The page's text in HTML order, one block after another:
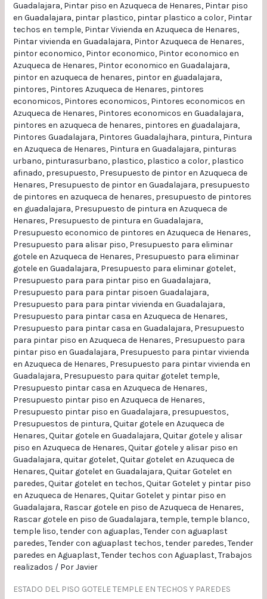
Guadalajara, Pintar piso en Azuqueca de Henares, Pintar piso
en Guadalajara, pintar plastico, pintar plastico a color, Pintar
techos en temple, Pintar Vivienda en Azuqueca de Henares,
Pintar vivienda en Guadalajara, Pintor Azuqueca de Henares,
pintor economico, Pintor economico, Pintor economico en
Azuqueca de Henares, Pintor economico en Guadalajara,
pintor en azuqueca de henares, pintor en guadalajara,
pintores, Pintores Azuqueca de Henares, pintores
economicos, Pintores economicos, Pintores economicos en
Azuqueca de Henares, Pintores economicos en Guadalajara,
pintores en azuqueca de henares, pintores en guadalajara,
Pintores Guadalajara, Pintores Guadalajhara, pintura, Pintura
en Azuqueca de Henares, Pintura en Guadalajara, pinturas
urbano, pinturasurbano, plastico, plastico a color, plastico
afinado, presupuesto, Presupuesto de pintor en Azuqueca de
Henares, Presupuesto de pintor en Guadalajara, presupuesto
de pintores en azuqueca de henares, presupuesto de pintores
en guadalajara, Presupuesto de pintura en Azuqueca de
Henares, Presupuesto de pintura en Guadalajara,
Presupuesto economico de pintores en Azuqueca de Henares,
Presupuesto para alisar piso, Presupuesto para eliminar
gotele en Azuqueca de Henares, Presupuesto para eliminar
gotele en Guadalajara, Presupuesto para eliminar gotelet,
Presupuesto para para pintar piso en Guadalajara,
Presupuesto para para pintar pisoen Guadalajara,
Presupuesto para para pintar vivienda en Guadalajara,
Presupuesto para pintar casa en Azuqueca de Henares,
Presupuesto para pintar casa en Guadalajara, Presupuesto
para pintar piso en Azuqueca de Henares, Presupuesto para
pintar piso en Guadalajara, Presupuesto para pintar vivienda
en Azuqueca de Henares, Presupuesto para pintar vivienda en
Guadalajara, Presupuesto para quitar gotelet temple,
Presupuesto pintar casa en Azuqueca de Henares,
Presupuesto pintar piso en Azuqueca de Henares,
Presupuesto pintar piso en Guadalajara, presupuestos,
Presupuestos de pintura,Quitar gotele en Azuqueca de
Henares,Quitar gotele en Guadalajara,Quitar gotele y alisar
piso en Azuqueca de Henares,Quitar gotele y alisar piso en
Guadalajara,quitar gotelet,Quitar gotelet en Azuqueca de
Henares,Quitar gotelet en Guadalajara,Quitar Gotelet en
paredes,Quitar gotelet en techos,Quitar Gotelet y pintar piso
en Azuqueca de Henares,Quitar Gotelet y pintar piso en
Guadalajara, Rascar gotele en piso de Azuqueca de Henares,
Rascar gotele en piso de Guadalajara,temple,temple blanco,
temple liso,tender con aguaplas,Tender con aguaplast
paredes,Tender con aguaplast techos,tender paredes,Tender
paredes en Aguaplast,Tender techos con Aguaplast,Trabajos
realizados / PorJavier
ESTADO DEL PISO GOTELE TEMPLE EN TECHOS Y PAREDES